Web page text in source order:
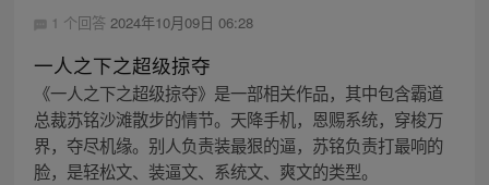
1 个回答 2024年10月09日 06:28
一人之下之超级掠夺
《一人之下之超级掠夺》是一部相关作品，其中包含霸道
总裁苏铭沙滩散步的情节。天降手机，恩赐系统，穿梭万
界，夺尽机缘。别人负责装最狠的逼，苏铭负责打最响的
脸，是轻松文、装逼文、系统文、爽文的类型。